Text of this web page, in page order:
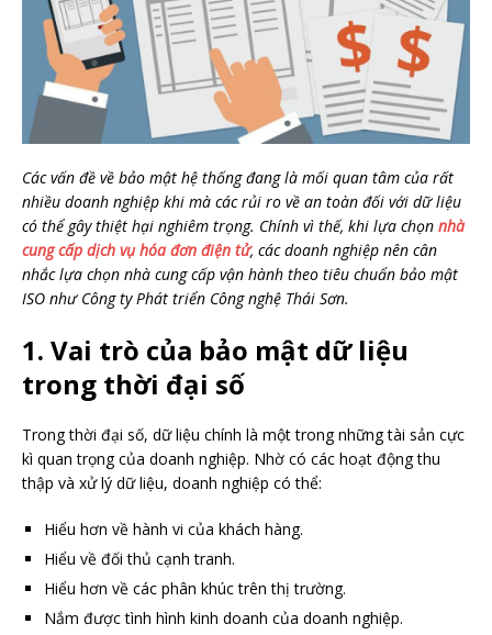
Các vấn đề về bảo mật hệ thống đang là mối quan tâm của rất
nhiều doanh nghiệp khi mà các rủi ro về an toàn đối với dữ liệu
có thể gây thiệt hại nghiêm trọng. Chính vì thế, khi lựa chọn nhà
cung cấp dịch vụ hóa đơn điện tử, các doanh nghiệp nên cân
nhắc lựa chọn nhà cung cấp vận hành theo tiêu chuẩn bảo mật
ISO như Công ty Phát triển Công nghệ Thái Sơn.
1. Vai trò của bảo mật dữ liệu
trong thời đại số
Trong thời đại số, dữ liệu chính là một trong những tài sản cực
kì quan trọng của doanh nghiệp. Nhờ có các hoạt động thu
thập và xử lý dữ liệu, doanh nghiệp có thể:
Hiểu hơn về hành vi của khách hàng.
Hiểu về đối thủ cạnh tranh.
Hiểu hơn về các phân khúc trên thị trường.
Nắm được tình hình kinh doanh của doanh nghiệp.